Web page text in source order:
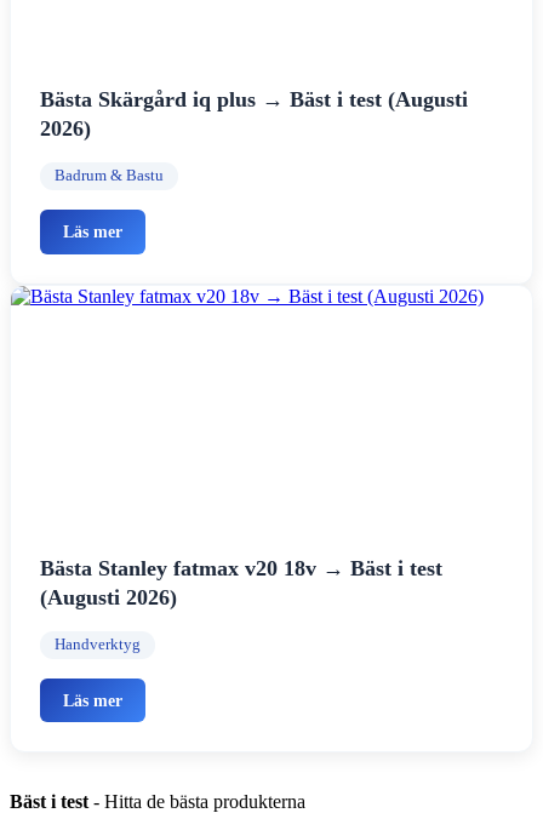
Bästa Skärgård iq plus → Bäst i test (Augusti
2026)
Badrum & Bastu
Läs mer
Bästa Stanley fatmax v20 18v → Bäst i test
(Augusti 2026)
Handverktyg
Läs mer
Bäst i test - Hitta de bästa produkterna